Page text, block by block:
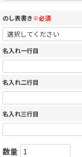
のし表書き※必須
名入れ一行目
名入れ二行目
名入れ三行目